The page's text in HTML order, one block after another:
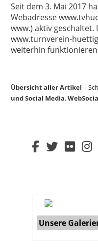
Seit dem 3. Mai 2017
Webadresse
www.) aktiv
www.turnverein-
weiterhin
Übersicht aller Artikel |
und Social Media,
Unsere